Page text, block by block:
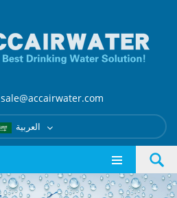
sale@accairwater.com